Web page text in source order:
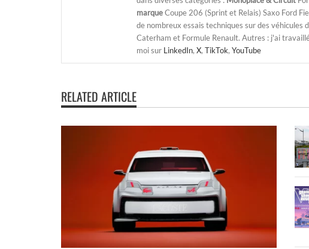
marqueCoupe 206 (Sprint et Relais) Saxo Ford
de nombreux essais techniques sur des véhicules
Caterham et Formule Renault. Autres : j'ai
moi sur LinkedIn, X, TikTok, YouTube
RELATED ARTICLE